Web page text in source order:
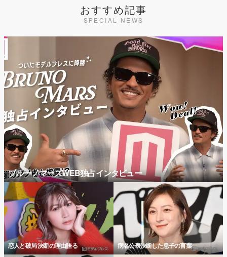
おすすめ記事
SPECIAL NEWS
ブルーノマーズWEB独占インタビュー
恋人と破局 決断の理由語る 病名公表決断した息子の言葉